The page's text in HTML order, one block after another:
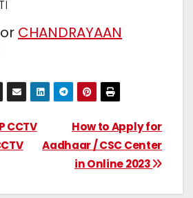
CHANDRAYAAN
How to Apply for
Aadhaar / CSC Center
in Online 2023
CCTV